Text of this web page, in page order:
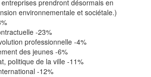
prendront désormais en
environnementale et sociétale.)
-23%
professionnelle -4%
des jeunes -6%
politique de la ville -11%
-12%